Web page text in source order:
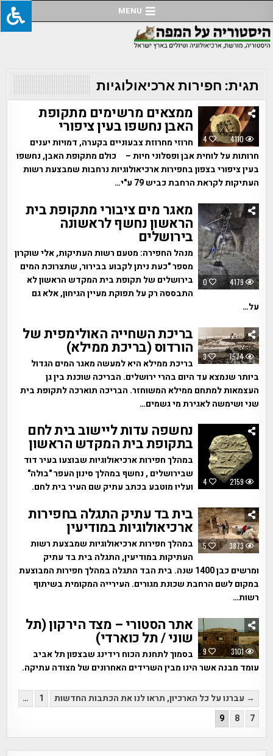
to
content
MENU
תגית: חפירות ארכיאולוגיות
4 4110
ממצאים מרשימים מתקופת
האבן נחשפו בעין ציפורי
חרוזי מחרוזת צבעוניים בקערה, דמויות יענים
חרותות על לוחית אבן ופסלוני חיות – כולם מתקופת האבן, נחשפו
בעין ציפורי בצפון בחפירות ארכיאולוגיות נרחבות שמבצעת רשות
העתיקות לקראת הרחבת כביש 79 ע"י…
0 4179
מאגר מים ציבורי מתקופת בית
הראשון נחשף לראשונה
בירושלים
מנהל החפירה: מטעם רשות העתיקות, אלי שוקרון
מספר "כעת ניתן לקבוע בבירור, שתצרוכת המים
בירושלים של תקופת בית המקדש הראשון לא
התבססה רק על תפוקת מעיין הגיחון, אלא גם
על…
3 7574
בריכת השחייה האולימפית של
הורדוס (בריכת ממילא)
בריכת ממילא היא למעשה מאגר המים הגדול
ביותר שנמצא עד היום בהרי ירושלים. הבריכה שוכנת בין גן
העצמאות למתחם ממילא המשוחזר. הבריכה תוארכה לתקופת בית
שני ושימשה לאגירת מי גשמים…
4 2159
נחשפה עדות ליישוב בית לחם
בתקופת בית המקדש הראשון
במהלך חפירות ארכיאולוגיות שבוצעו בעיר דוד
שבירושלים , נחשף במהלך סינון העפר "בולה"
ועליו מוטבע בכתב עתיק שם העיר בית לחם.
5 3873
בית בד עתיק התגלה בחפירות
ארכיאולוגיות במודיעין
במהלך חפירות ארכיאולוגיות שמבצעת רשות
העתיקות במודיעין, התגלה בית בד עתיק
ומרשים כבן 1400 שנה. בית הבד התגלה במהלך חפירות המבוצעת
במקום לשם הרחבת שכונת מגורים. העירייה המקומית בשיתוף
רשות…
9 3101
אתר הסטורי – מצד הירקון (תל
שוני / תל כוארדי)
בסמוך לתחנת הכוח רידינג שבצפון תל אביב
עומד מבנה אשר הינו מבין השרידים האחרונים של מצודה עתיקה.
Posts
pagination
→ עברנו על כל הארכיון, תראו לנו את הכתבות החדשות 1
…
7
8
9